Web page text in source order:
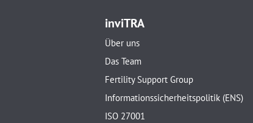
inviTRA
Über uns
Das Team
Fertility Support Group
Informationssicherheitspolitik (ENS)
ISO 27001